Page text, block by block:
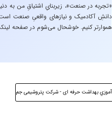
دانشِ آکادمیک و نیازهای واقعیِ صنعت است.
هموارتر کنیم. خوشحال می‌شوم در صفحه
آموزي بهداشت حرفه ای - شرکت پتروشیمی جم